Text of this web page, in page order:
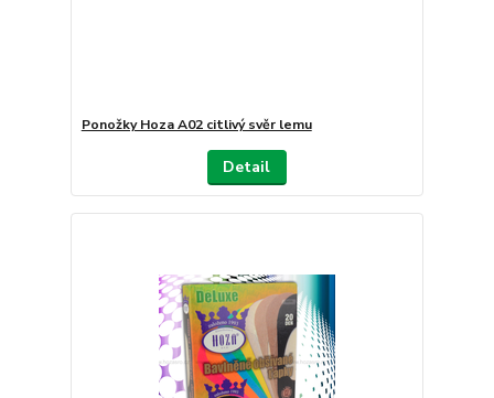
Ponožky Hoza A02 citlivý svěr lemu
Detail